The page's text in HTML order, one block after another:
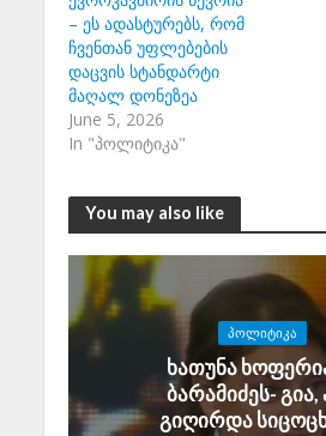
– ეს ადასტურებს, რომ
ჩვენთან უფლებების
დაცვის სტანდარტი
მაღალ დონეზეა
June 5, 2026
In "პოლიტიკა"
You may also like
ᲞᲝᲚᲘᲢᲘᲙᲐ
ხათუნა
ბარამიძეს- გია,
გიღირდა